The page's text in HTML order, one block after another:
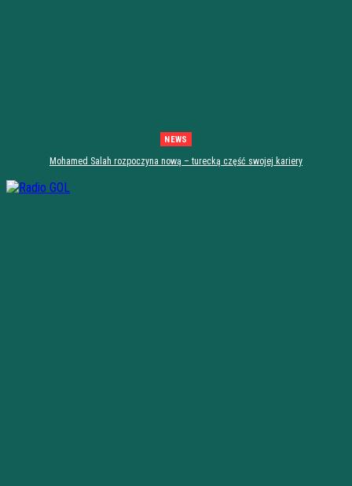
NEWS
Mohamed Salah rozpoczyna nową – turecką część swojej kariery